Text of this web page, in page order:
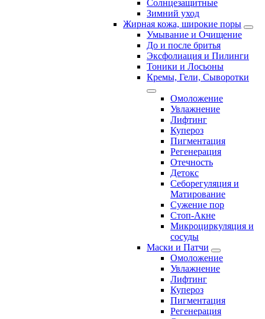
Солнцезащитные
Зимний уход
Жирная кожа, широкие поры
Умывание и Очищение
До и после бритья
Эксфолиация и Пилинги
Тоники и Лосьоны
Кремы, Гели, Сыворотки
Омоложение
Увлажнение
Лифтинг
Купероз
Пигментация
Регенерация
Отечность
Детокс
Себорегуляция и
Матирование
Сужение пор
Стоп-Акне
Микроциркуляция и
сосуды
Маски и Патчи
Омоложение
Увлажнение
Лифтинг
Купероз
Пигментация
Регенерация